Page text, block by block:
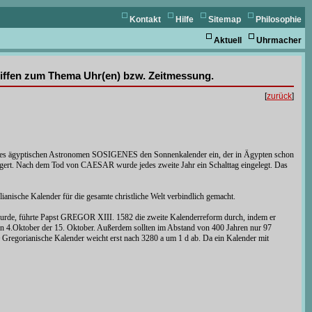
Philosophie
Sitemap
Hilfe
Kontakt
Uhrmacher
Aktuell
zum Thema Uhr(en) bzw. Zeitmessung.
[zurück]
Astronomen SOSIGENES den Sonnenkalender ein, der in Ägypten schon
Nach dem Tod von CAESAR wurde jedes zweite Jahr ein Schalttag eingelegt. Das
Kalender für die gesamte christliche Welt verbindlich gemacht.
führte Papst GREGOR XIII. 1582 die zweite Kalenderreform durch, indem er
der 15. Oktober. Außerdem sollten im Abstand von 400 Jahren nur 97
Kalender weicht erst nach 3280 a um 1 d ab. Da ein Kalender mit